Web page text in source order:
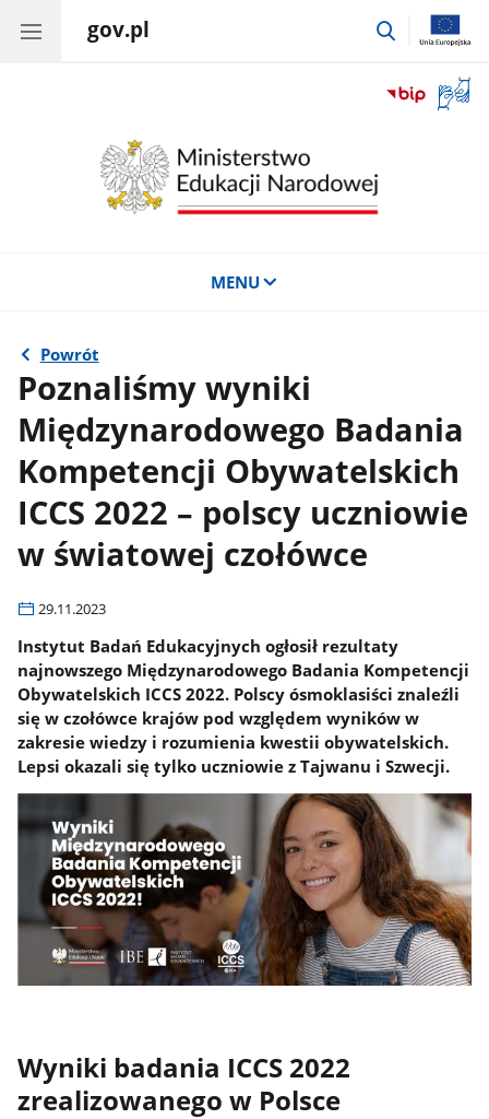
gov.pl
przejdź
okno
MENU
Powrót
Poznaliśmy wyniki
Międzynarodowego Badania
Kompetencji Obywatelskich
ICCS 2022 – polscy uczniowie
w światowej czołówce
29.11.2023
Instytut Badań Edukacyjnych ogłosił rezultaty
najnowszego Międzynarodowego Badania Kompetencji
Obywatelskich ICCS 2022. Polscy ósmoklasiści znaleźli
się w czołówce krajów pod względem wyników w
zakresie wiedzy i rozumienia kwestii obywatelskich.
Lepsi okazali się tylko uczniowie z Tajwanu i Szwecji.
Wyniki badania ICCS 2022
zrealizowanego w Polsce